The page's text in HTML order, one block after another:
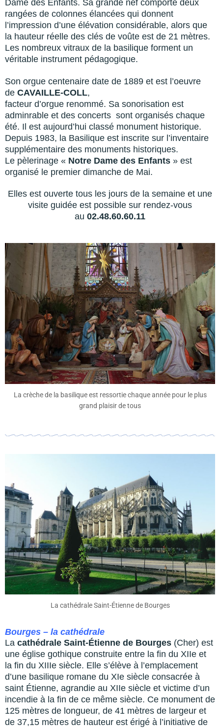
Dame des Enfants. Sa grande nef comporte deux
rangées de colonnes élancées qui donnent
l’impression d’une élévation considérable, alors que
la hauteur réelle des clés de voûte est de 21 mètres.
Les nombreux vitraux de la basilique forment un
véritable instrument pédagogique.
Son orgue centenaire date de 1889 et est l’oeuvre
de CAVAILLE-COLL,
facteur d’orgue renommé. Sa sonorisation est
adminrable et des concerts sont organisés chaque
été. Il est aujourd’hui classé monument historique.
Depuis 1983, la Basilique est inscrite sur l’inventaire
supplémentaire des monuments historiques.
Le pèlerinage « Notre Dame des Enfants » est
organisé le premier dimanche de Mai.
Elles est ouverte tous les jours de la semaine et une
visite guidée est possible sur rendez-vous
au 02.48.60.60.11
La crèche de la basilique est ressortie chaque année pour le plus
grand plaisir de tous
La cathédrale Saint-Étienne de Bourges
Bourges – la cathédrale
La cathédrale Saint-Étienne de Bourges (Cher) est
une église gothique construite entre la fin du XIIe et
la fin du XIIIe siècle. Elle s’élève à l’emplacement
d’une basilique romane du XIe siècle consacrée à
saint Étienne, agrandie au XIIe siècle et victime d’un
incendie à la fin de ce même siècle. Ce monument de
125 mètres de longueur, de 41 mètres de largeur et
de 37,15 mètres de hauteur est érigé à l’initiative de